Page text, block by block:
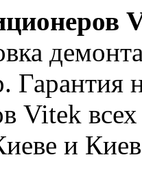
Гарантия
Vitek
и